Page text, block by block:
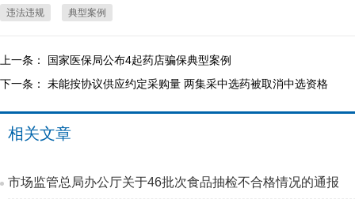
违法违规 典型案例
上一条： 国家医保局公布4起药店骗保典型案例
下一条： 未能按协议供应约定采购量 两集采中选药被取消中选资格
相关文章
市场监管总局办公厅关于46批次食品抽检不合格情况的通报